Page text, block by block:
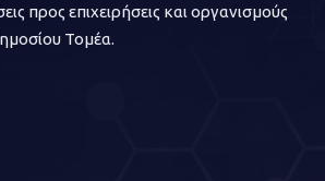
προς επιχειρήσεις και οργανισμούς
Τομέα.